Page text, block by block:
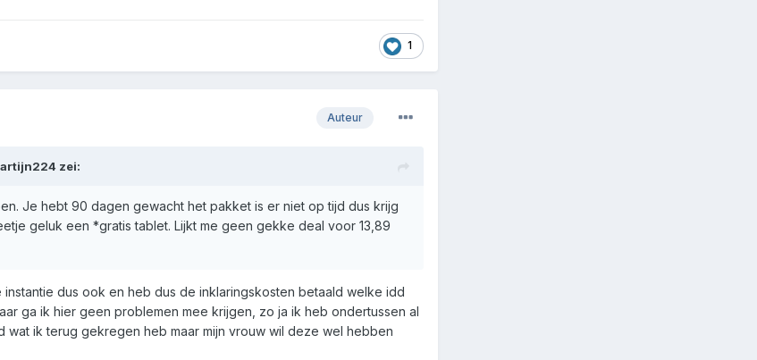
1
Auteur
zei:
Je hebt 90 dagen gewacht het pakket is er niet op tijd dus krijg
geluk een *gratis tablet. Lijkt me geen gekke deal voor 13,89
dus ook en heb dus de inklaringskosten betaald welke idd
ga ik hier geen problemen mee krijgen, zo ja ik heb ondertussen al
ik terug gekregen heb maar mijn vrouw wil deze wel hebben